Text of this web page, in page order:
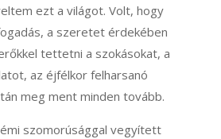
ezt a világot. Volt, hogy
a szeretet érdekében
tettetni a szokásokat, a
az éjfélkor felharsanó
meg ment minden tovább.
szomorúsággal vegyített